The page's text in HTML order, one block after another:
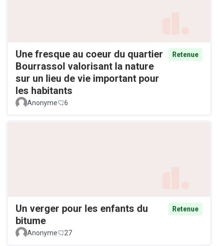
Une fresque au coeur du quartier
Bourrassol valorisant la nature
sur un lieu de vie important pour
les habitants
Retenue
Anonyme 6
Un verger pour les enfants du
bitume
Retenue
Anonyme 27